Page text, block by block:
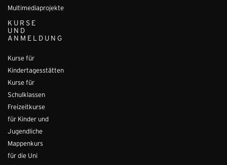
Multimediaprojekte
KURSE
UND
ANMELDUNG
Kurse für
Kindertagesstätten
Kurse für
Schulklassen
Freizeitkurse
für Kinder und
Jugendliche
Mappenkurs
für die Uni